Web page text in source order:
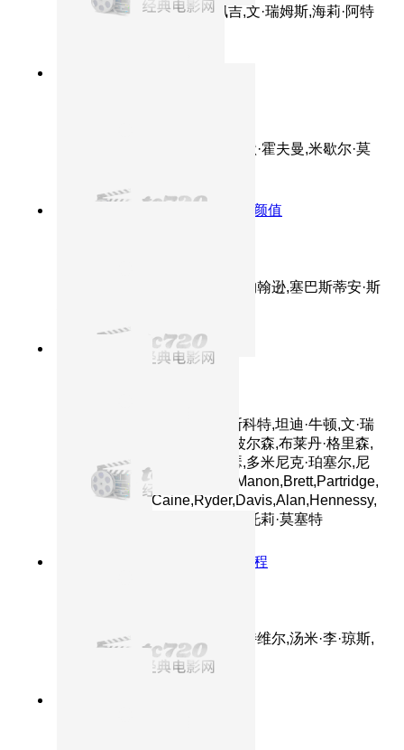
主演：汤姆·克鲁斯,西蒙·佩吉,文·瑞姆斯,海莉·阿特
主演：汤姆·克鲁斯,菲利普·塞默·霍夫曼,米歇尔·莫
美队冬兵相爱相杀拼颜值
主演：克里斯·埃文斯,斯嘉丽·约翰逊,塞巴斯蒂安·斯
阿汤哥徒手攀岩
主演：汤姆·克鲁斯,多格雷·斯科特,坦迪·牛顿,文·瑞
姆斯,理查德·劳斯伯格,约翰·波尔森,布莱丹·格里森,
拉德·舍博德兹加,威廉·麦鲍瑟,多米尼克·珀塞尔,尼
古拉斯·贝尔,奇·陈,Christian,Manon,Brett,Partridge,
艾丽森·阿拉亚,Caine,Ryder,Davis,Alan,Hennessy,
安东尼·霍普金斯,派崔克·马柏,托莉·莫塞特
超级英雄二战惩恶征程
主演：克里斯·埃文斯,海莉·阿特维尔,汤米·李·琼斯,
塞巴斯蒂安·斯坦,雨果·维文